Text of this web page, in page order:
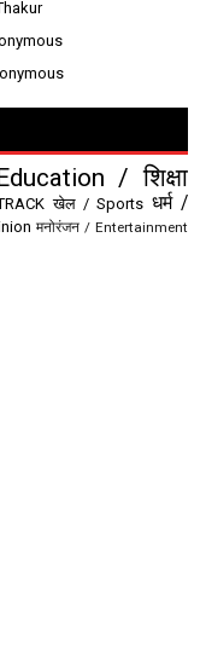
/ शिक्षा
खेल / Sports धर्म /
मनोरंजन / Entertainment